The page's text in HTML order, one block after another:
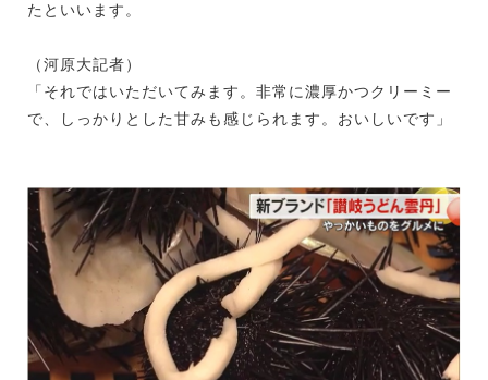
たといいます。
（河原大記者）
「それではいただいてみます。非常に濃厚かつクリーミー
で、しっかりとした甘みも感じられます。おいしいです」